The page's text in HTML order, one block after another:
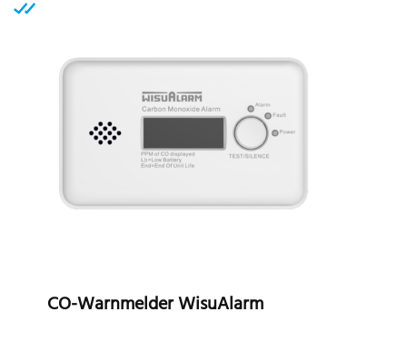
CO-Warnmelder WisuAlarm